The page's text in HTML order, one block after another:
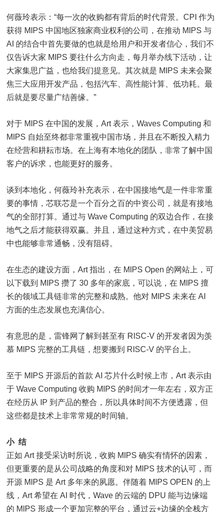
何薇玲表示：“每一次的收购都有背后的时代背景。CPI 作为
获得 MIPS 中国地区独家商业权利的公司，在推动 MIPS 与
AI 的结合中首先要做的也就是给用户和开发者信心，我们不
仅告诉大家 MIPS 要往什么方向走，每月举办线下活动，让
大家集思广益，也给我们提意见。其次就是 MIPS 未来会聚
焦三大应用开发产品，包括汽车、高性能计算、低功耗。最
后就是要尽量广结善缘。”
对于 MIPS 在中国的发展，Art 表示，Waves Computing 和
MIPS 自始至终都非常重视中国市场，并且在不断投入精力
在经营和耕耘市场。在上海有本地化的团队，非常了解中国
客户的诉求，也能更好的服务。
谈到本地化，何薇玲补充表示，在中国接地气是一件非常重
要的事情，芯联芯是一个百分之百的中资公司，就是有接地
气的全部打算。通过与 Wave Computing 的双边合作，在接
地气之后才能获得双赢。并且，通过这种方式，在中美贸易
中也能够非常通畅，没有阻碍。
在生态的建设方面，Art 指出，在 MIPS Open 的网站上，可
以下载到 MIPS 攒了 30 多年的家底，可以说，在 MIPS 擅
长的领域工具链非常的完整和成熟。他对 MIPS 未来在 AI
方面的生态发展也充满信心。
有意思的是，雷锋网了解到甚至有 RISC-V 的开发者因为羡
慕 MIPS 完整的工具链，想要搬到 RISC-V 的平台上。
至于 MIPS 开源后的首款 AI 芯片什么时候上市，Art 表示由
于 Wave Computing 收购 MIPS 的时间才一年左右，双方正
在经历从 IP 到产品的整合，所以具体时间不方便透露，但
这些都是技术上非常常规的时间轴。
小 结
正如 Art 接受采访时所说，收购 MIPS 确实有情怀的因素，
但更重要的是从公司战略的角度和对 MIPS 技术的认可，而
开源 MIPS 是 Art 多年来的夙愿。伴随着 MIPS OPEN 的上
线，Art 希望在 AI 时代，Wave 的云端的 DPU 能与边缘端
的 MIPS 形成一个更加完整的平台，通过云+边缘的全栈方